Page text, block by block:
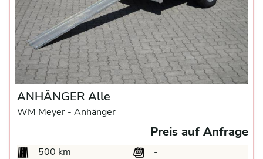
ANHÄNGER Alle
WM Meyer - Anhänger
Preis auf Anfrage
500 km
-